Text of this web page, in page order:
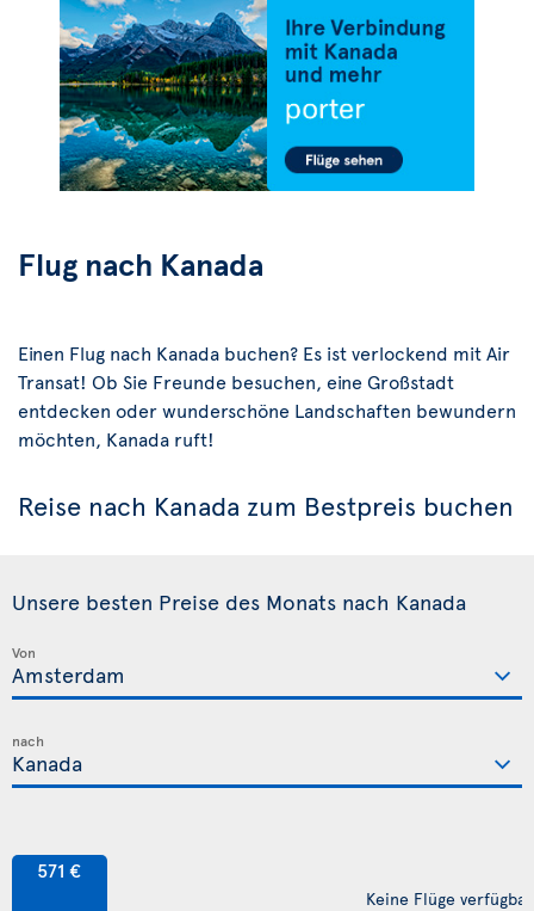
Flug nach Kanada
Einen Flug nach Kanada buchen? Es ist verlockend mit Air
Transat! Ob Sie Freunde besuchen, eine Großstadt
entdecken oder wunderschöne Landschaften bewundern
möchten, Kanada ruft!
Reise nach Kanada zum Bestpreis buchen
Unsere besten Preise des Monats nach Kanada
Von
nach
571 €
Keine Flüge verfügbar